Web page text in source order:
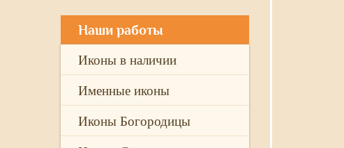
Наши работы
Иконы в наличии
Именные иконы
Иконы Богородицы